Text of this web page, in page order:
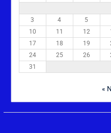
3
4 5
10
11 12
17
18 19
24
25 26
31
«